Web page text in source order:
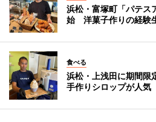
浜松・富塚町「パテス
始 洋菓子作りの経験
食べる
浜松・上浅田に期間
手作りシロップが人気